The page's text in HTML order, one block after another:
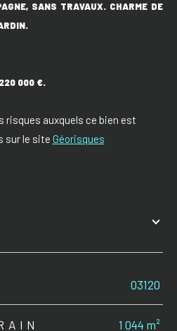
SANS TRAVAUX. CHARME DE
220 000 €.
risques auxquels ce bien est
sur le site Géorisques
TRAD_ZEPHYR_Valeurs03120
1 044 m²